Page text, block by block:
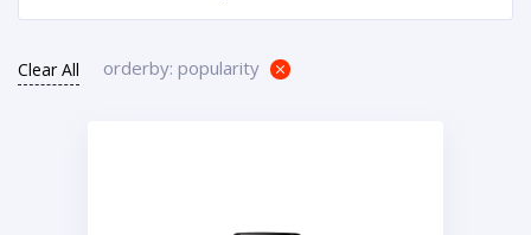
Clear All orderby: popularity